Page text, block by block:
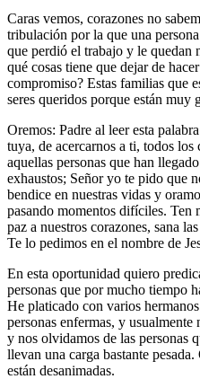
Caras vemos, corazones no
tribulación por la que una
que perdió el trabajo y le quedan
qué cosas tiene que dejar de
compromiso? Estas familias que
seres queridos porque están muy
Oremos: Padre al leer esta
tuya, de acercarnos a ti, todos los
aquellas personas que han
exhaustos; Señor yo te pido que
bendice en nuestras vidas y
pasando momentos difíciles. Ten
paz a nuestros corazones, sana
Te lo pedimos en el nombre de
En esta oportunidad quiero
personas que por mucho tiempo
He platicado con varios
personas enfermas, y
y nos olvidamos de las personas
llevan una carga bastante
están desanimadas.